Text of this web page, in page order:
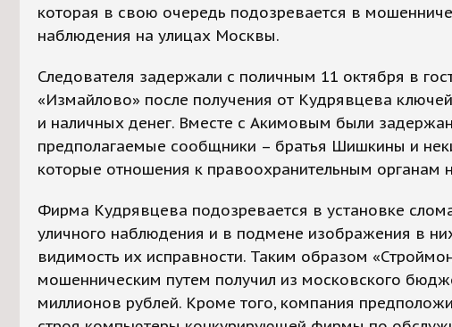
которая в свою очередь подозревается в
наблюдения на улицах Москвы.
Следователя задержали с поличным 11 октября в
«Измайлово» после получения от Кудрявцева
и наличных денег. Вместе с Акимовым были
предполагаемые сообщники – братья Шишкины и
которые отношения к правоохранительным органам
Фирма Кудрявцева подозревается в установке
уличного наблюдения и в подмене изображения в
видимость их исправности. Таким образом
мошенническим путем получил из московского
миллионов рублей. Кроме того, компания